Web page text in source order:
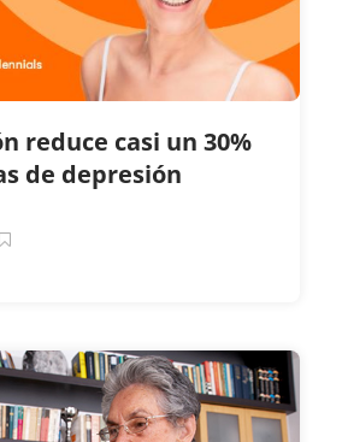
reduce casi un 30%
de depresión